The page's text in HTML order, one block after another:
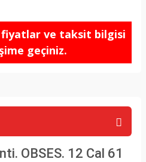
fiyatlar ve taksit bilgisi
geçiniz.
OBSES. 12 Cal 61